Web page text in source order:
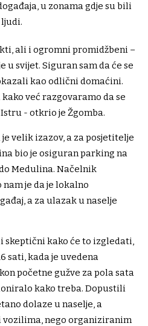
u zonama gdje su bili
ljudi.
ali i ogromni promidžbeni –
svijet. Siguran sam da će se
kao odlični domaćini.
već razgovaramo da se
- otkrio je Žgomba.
velik izazov, a za posjetitelje
bio je osiguran parking na
Medulina. Načelnik
je da je lokalno
a za ulazak u naselje
skeptični kako će to izgledati,
sati, kada je uvedena
početne gužve za pola sata
kako treba. Dopustili
dolaze u naselje, a
nego organiziranim